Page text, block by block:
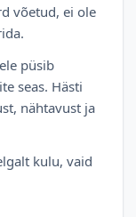
võetud, ei ole
püsib
seas. Hästi
nähtavust ja
kulu, vaid